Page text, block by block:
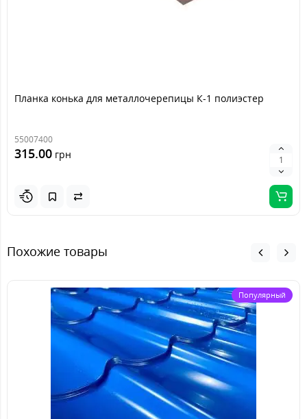
Планка конька для металлочерепицы К-1 полиэстер
55007400
315.00 грн
Похожие товары
Популярный